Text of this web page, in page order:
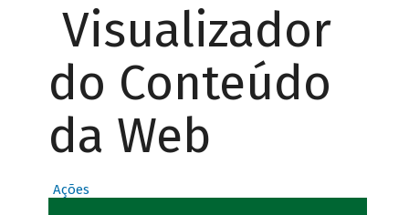
Visualizador
do Conteúdo
da Web
Ações